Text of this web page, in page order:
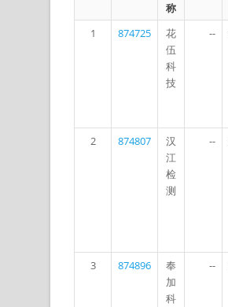
称
1
874725
花
伍
科
技
--
2
874807
汉
江
检
测
--
3
874896
奉
加
科
--